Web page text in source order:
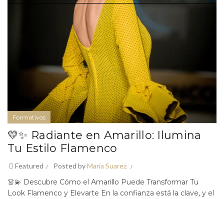
Formativos
💛✨ Radiante en Amarillo: Ilumina
Tu Estilo Flamenco
Featured Posted byMaría Suarez
👗💫 Descubre Cómo el Amarillo Puede Transformar Tu
Look Flamenco y Elevarte En la confianza está la clave, y el